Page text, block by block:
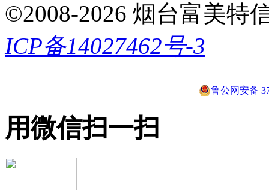
©2008-2026 烟台富美特
ICP备14027462号-3
鲁公网安备
用微信扫一扫